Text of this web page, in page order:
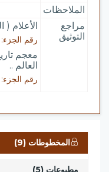
الملاحظات
مراجع
التوثيق
الأعلام (
رقم الجزء: 7 / رقم الصفحة: 34
معجم
العالم ..
رقم الجزء: 5 / رقم الصفحة: 3068
المخطوطات (9)
مطبوعات (5)